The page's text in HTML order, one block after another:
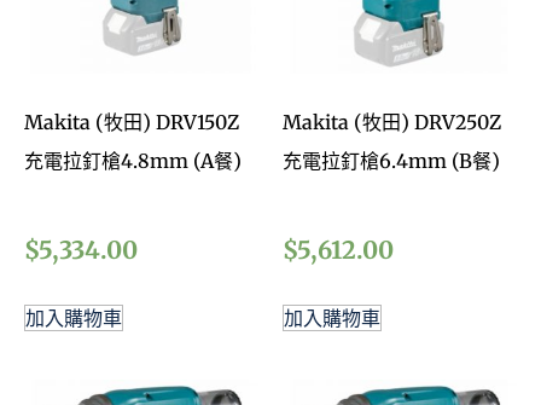
Makita (牧田) DRV150Z
充電拉釘槍4.8mm (A餐)
$5,334.00
加入購物車
Makita (牧田) DRV250Z
充電拉釘槍6.4mm (B餐)
$5,612.00
加入購物車